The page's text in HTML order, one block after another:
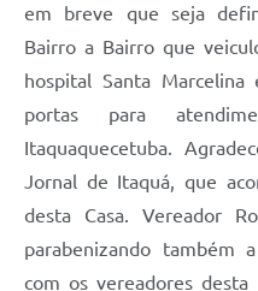
em breve que seja
Bairro a Bairro que
hospital Santa
portas para
Itaquaquecetuba.
Jornal de Itaquá, que
desta Casa. Vereador
parabenizando também
com os vereadores